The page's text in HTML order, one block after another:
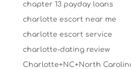
chapter 13 payday loans
charlotte escort near me
charlotte escort service
charlotte-dating review
Charlotte+NC+North